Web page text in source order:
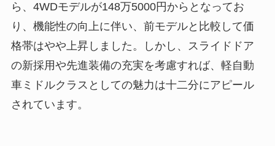
ら、4WDモデルが148万5000円からとなってお
り、機能性の向上に伴い、前モデルと比較して価
格帯はやや上昇しました。しかし、スライドドア
の新採用や先進装備の充実を考慮すれば、軽自動
車ミドルクラスとしての魅力は十二分にアピール
されています。